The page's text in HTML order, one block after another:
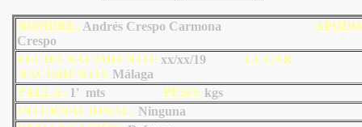
NOMBRE: Andrés Crespo Carmona APODO
Crespo
FECHA NACIMIENTO: xx/xx/19 LUGAR
NACIMIENTO: Málaga
TALLA: 1' mts PESO: kgs
INTERNACIONAL: Ninguna